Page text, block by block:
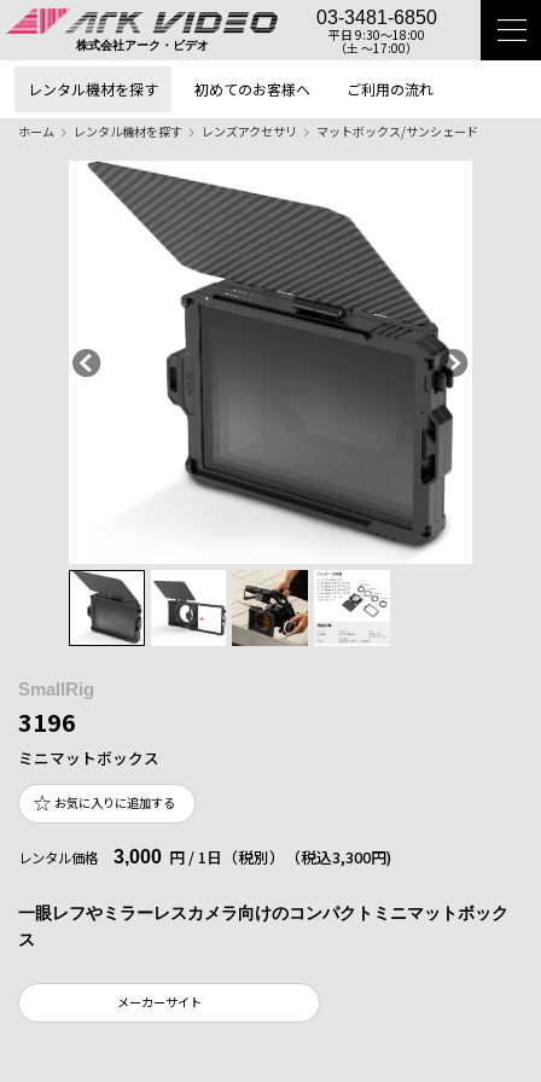
株式会社アーク・ビデオ
03-3481-6850
平日 9:30〜18:00
（土 〜17:00）
レンタル機材を探す 初めてのお客様へ ご利用の流れ
ホーム レンタル機材を探す レンズアクセサリ マットボックス/サンシェード
SmallRig
3196
ミニマットボックス
お気に入りに追加する
レンタル価格 3,000 円 / 1日（税別） （税込3,300円)
一眼レフやミラーレスカメラ向けのコンパクトミニマットボック
ス
メーカーサイト